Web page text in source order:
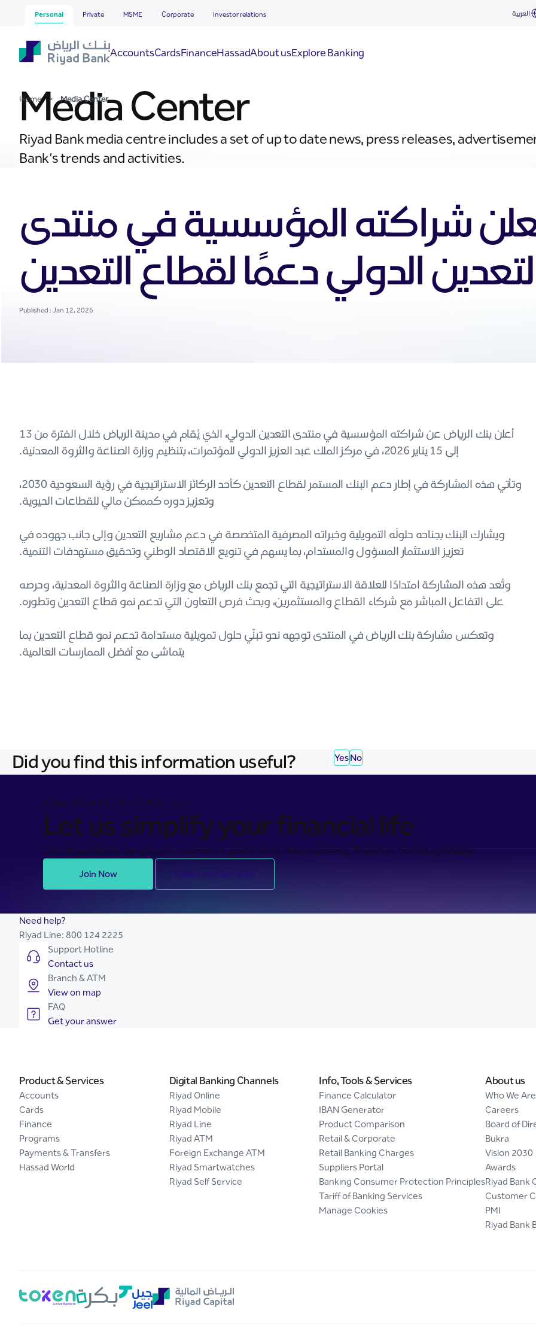
Skip to Main Content
Media Center
Personal Private MSME Corporate Investor relations العربية
AccountsCardsFinanceHassadAbout usExplore Banking
Home > Media Center
Media Center
Riyad Bank media centre includes a set of up to date news, press releases,
Bank’s trends and activities.
شراكته المؤسسية في منتدى
الدولي دعمًا لقطاع التعدين
Published : Jan 12, 2026
أعلن بنك الرياض عن شراكته المؤسسية في منتدى التعدين الدولي، الذي يُقام في مدينة الرياض خلال الفترة من 13
إلى 15 يناير 2026، في مركز الملك عبد العزيز الدولي للمؤتمرات، بتنظيم وزارة الصناعة والثروة المعدنية.
وتأتي هذه المشاركة في إطار دعم البنك المستمر لقطاع التعدين كأحد الركائز الاستراتيجية في رؤية السعودية 2030،
وتعزيز دوره كممكن مالي للقطاعات الحيوية.
ويشارك البنك بجناحه حلولَه التمويلية وخبراته المصرفية المتخصصة في دعم مشاريع التعدين وإلى جانب جهوده في
تعزيز الاستثمار المسؤول والمستدام، بما يسهم في تنويع الاقتصاد الوطني وتحقيق مستهدفات التنمية.
وتُعد هذه المشاركة امتدادًا للعلاقة الاستراتيجية التي تجمع بنك الرياض مع وزارة الصناعة والثروة المعدنية، وحرصه
على التفاعل المباشر مع شركاء القطاع والمستثمرين، وبحث فرص التعاون التي تدعم نمو قطاع التعدين وتطوره.
وتعكس مشاركة بنك الرياض في المنتدى توجهه نحو تبنّي حلول تمويلية مستدامة تدعم نمو قطاع التعدين بما
يتماشى مع أفضل الممارسات العالمية.
Did you find this information useful? YesNo
BANKING MADE EASY FOR YOU
Let us simplify your financial life
Join Riyad Bank for secure, seamless, and stress-free banking. Take the first step today.
Join Now Check our Services
Need help?
Riyad Line: 800 124 2225
Support Hotline
Contact us
Branch & ATM
View on map
FAQ
Get your answer
Product & Services
Accounts
Cards
Finance
Programs
Payments & Transfers
Hassad World
Digital Banking Channels
Riyad Online
Riyad Mobile
Riyad Line
Riyad ATM
Foreign Exchange ATM
Riyad Smartwatches
Riyad Self Service
Info, Tools & Services
Finance Calculator
IBAN Generator
Product Comparison
Retail & Corporate
Retail Banking Charges
Suppliers Portal
Banking Consumer Protection Principles
Tariff of Banking Services
Manage Cookies
About us
Who We Are
Careers
Board of
Bukra
Vision 2030
Awards
Riyad Bank
Customer
PMI
Riyad Bank